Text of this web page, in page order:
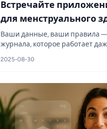
Встречайте
для менструального
Ваши данные, ваши правила
журнала, которое работает
2025-08-30